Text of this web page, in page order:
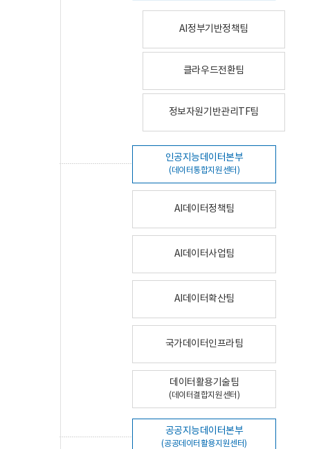
AI정부기반정책팀
클라우드전환팀
정보자원기반관리TF팀
인공지능데이터본부
(데이터통합지원센터)
AI데이터정책팀
AI데이터사업팀
AI데이터확산팀
국가데이터인프라팀
데이터활용기술팀
(데이터결합지원센터)
공공지능데이터본부
(공공데이터활용지원센터)